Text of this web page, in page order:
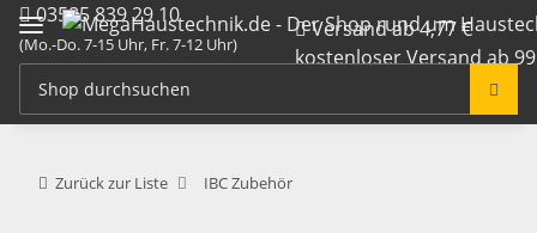
03585 839 29 10
(Mo.-Do. 7-15 Uhr, Fr. 7-12 Uhr)
info@megahaustechnik.de
Versand ab 4,77 €
kostenloser Versand ab
Zurück zur Liste IBC Zubehör